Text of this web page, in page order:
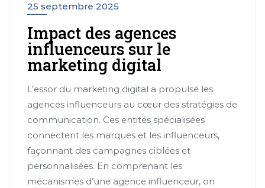
25 septembre 2025
Impact des agences
influenceurs sur le
marketing digital
L’essor du marketing digital a propulsé les
agences influenceurs au cœur des stratégies de
communication. Ces entités spécialisées
connectent les marques et les influenceurs,
façonnant des campagnes ciblées et
personnalisées. En comprenant les
mécanismes d’une agence influenceur, on